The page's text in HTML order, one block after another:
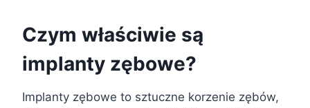
Czym właściwie są
implanty zębowe?
Implanty zębowe to sztuczne korzenie zębów,